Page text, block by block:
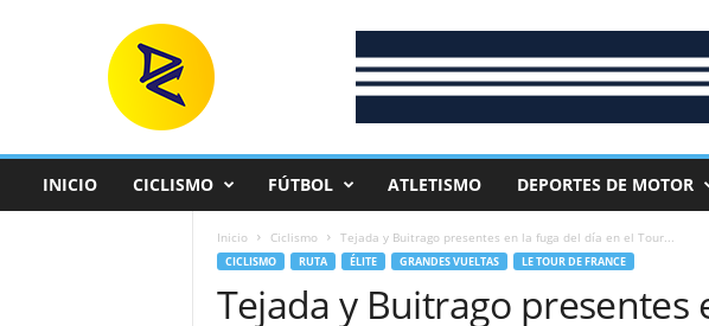
INICIO CICLISMO FÚTBOL ATLETISMO DEPORTES DE MOTOR
Inicio Ciclismo Tejada y Buitrago presentes en la fuga del día en el Tour...
CICLISMO RUTA ÉLITE GRANDES VUELTAS LE TOUR DE FRANCE
Tejada y Buitrago presentes